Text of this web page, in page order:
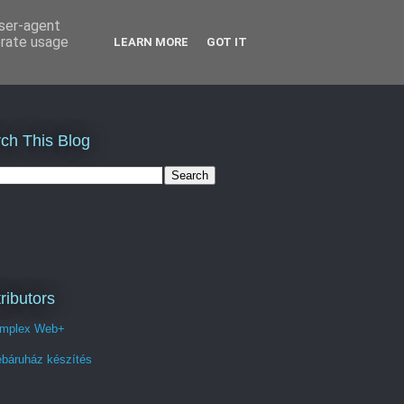
This Blog
Web+
készítés
agent
usage
LEARN MORE GOT IT